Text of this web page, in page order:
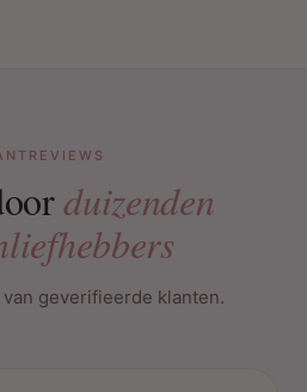
duizenden
geverifieerde klanten.